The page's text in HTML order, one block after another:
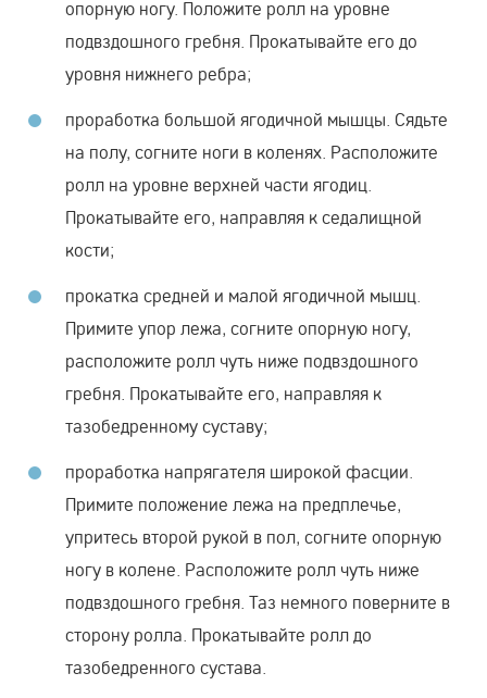
опорную ногу. Положите ролл на уровне
подвздошного гребня. Прокатывайте его до
уровня нижнего ребра;
проработка большой ягодичной мышцы. Сядьте
на полу, согните ноги в коленях. Расположите
ролл на уровне верхней части ягодиц.
Прокатывайте его, направляя к седалищной
кости;
прокатка средней и малой ягодичной мышц.
Примите упор лежа, согните опорную ногу,
расположите ролл чуть ниже подвздошного
гребня. Прокатывайте его, направляя к
тазобедренному суставу;
проработка напрягателя широкой фасции.
Примите положение лежа на предплечье,
упритесь второй рукой в пол, согните опорную
ногу в колене. Расположите ролл чуть ниже
подвздошного гребня. Таз немного поверните в
сторону ролла. Прокатывайте ролл до
тазобедренного сустава.